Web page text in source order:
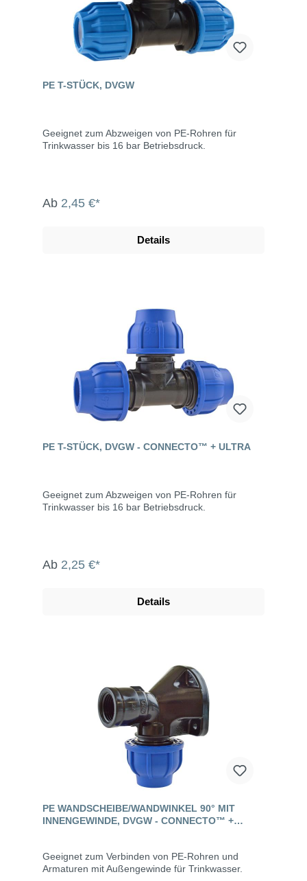
PE T-STÜCK, DVGW
Geeignet zum Abzweigen von PE-Rohren für
Trinkwasser bis 16 bar Betriebsdruck.
Ab 2,45 €*
Details
PE T-STÜCK, DVGW - CONNECTO™ + ULTRA
Geeignet zum Abzweigen von PE-Rohren für
Trinkwasser bis 16 bar Betriebsdruck.
Ab 2,25 €*
Details
PE WANDSCHEIBE/WANDWINKEL 90° MIT
INNENGEWINDE, DVGW - CONNECTO™ +
Geeignet zum Verbinden von PE-Rohren und
Armaturen mit Außengewinde für Trinkwasser.